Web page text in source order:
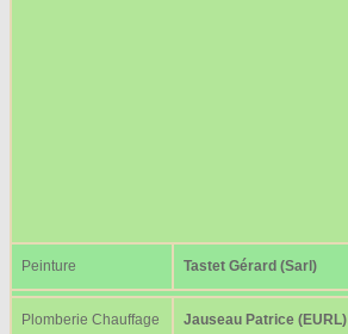
Peinture Tastet Gérard (Sarl)
Plomberie Chauffage Jauseau Patrice (EURL)